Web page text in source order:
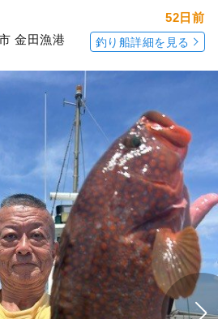
金田漁港
52日前
釣り船詳細を見る